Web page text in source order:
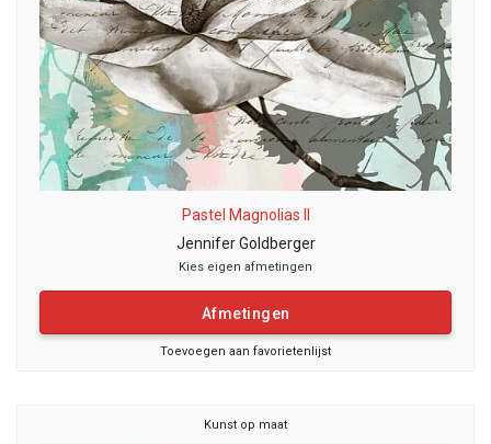
Pastel Magnolias II
Jennifer Goldberger
Kies eigen afmetingen
Afmetingen
Toevoegen aan favorietenlijst
Kunst op maat